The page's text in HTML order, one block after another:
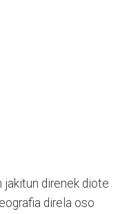
jakitun direnek diote
direla oso